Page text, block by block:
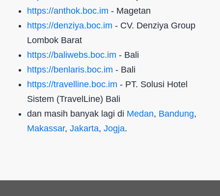
https://anthok.boc.im - Magetan
https://denziya.boc.im - CV. Denziya Group
Lombok Barat
https://baliwebs.boc.im - Bali
https://benlaris.boc.im - Bali
https://travelline.boc.im - PT. Solusi Hotel
Sistem (TravelLine) Bali
dan masih banyak lagi di Medan, Bandung,
Makassar, Jakarta, Jogja.